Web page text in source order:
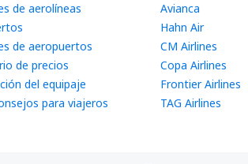
de aerolíneas
de aeropuertos
de precios
del equipaje
para viajeros
Avianca
Hahn Air
CM Airlines
Copa Airlines
Frontier Airlines
TAG Airlines